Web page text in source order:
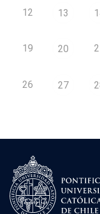
12 13
19 20
26 27